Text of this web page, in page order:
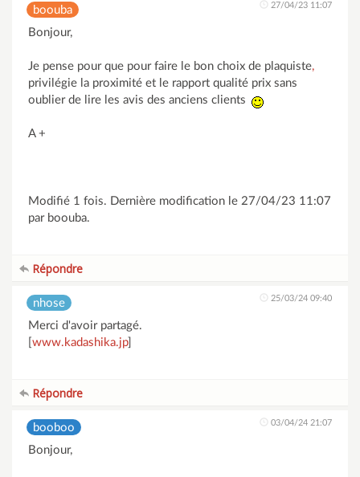
boouba 27/04/23 11:07
Bonjour,
Je pense pour que pour faire le bon choix de plaquiste,
privilégie la proximité et le rapport qualité prix sans
oublier de lire les avis des anciens clients
A +
Modifié 1 fois. Dernière modification le 27/04/23 11:07
par boouba.
Répondre
nhose 25/03/24 09:40
Merci d'avoir partagé.
www.kadashika.jp]
Répondre
booboo 03/04/24 21:07
Bonjour,